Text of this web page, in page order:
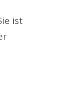
ist